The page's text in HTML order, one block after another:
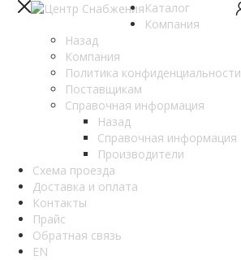
Каталог
Компания
Назад
Компания
Политика конфиденциальности
Поставщикам
Справочная информация
Назад
Справочная информация
Производители
Схема проезда
Доставка и оплата
Контакты
Прайс
Обратная связь
EN